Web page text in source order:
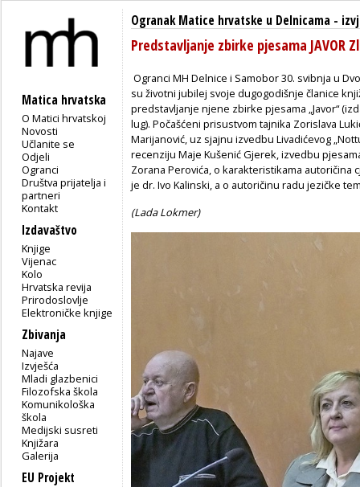
Matica hrvatska
O Matici hrvatskoj
Novosti
Učlanite se
Odjeli
Ogranci
Društva prijatelja i
partneri
Kontakt
Izdavaštvo
Knjige
Vijenac
Kolo
Hrvatska revija
Prirodoslovlje
Elektroničke knjige
Zbivanja
Najave
Izvješća
Mladi glazbenici
Filozofska škola
Komunikološka
škola
Medijski susreti
Knjižara
Galerija
EU Projekt
Ogranak Matice hrvatske u Delnicama -
Predstavljanje zbirke pjesama JAVOR
Ogranci MH Delnice i Samobor 30. svibnja u
su životni jubilej svoje dugogodišnje članice
predstavljanje njene zbirke pjesama „Javor“
lug). Počašćeni prisustvom tajnika Zorislava
Marijanović, uz sjajnu izvedbu Livadićevog
recenziju Maje Kušenić Gjerek, izvedbu
Zorana Perovića, o karakteristikama
je dr. Ivo Kalinski, a o autoričinu radu jezičke
(Lada Lokmer)